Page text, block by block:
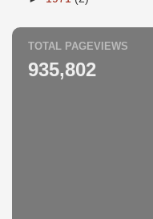
TOTAL PAGEVIEWS
935,802